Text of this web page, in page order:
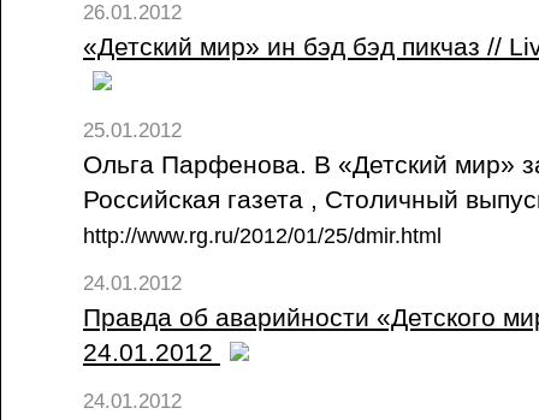
26.01.2012
«Детский мир» ин бэд бэд пикчаз //
25.01.2012
Ольга Парфенова. В «Детский мир»
Российская газета , Столичный
http://www.rg.ru/2012/01/25/dmir.html
24.01.2012
Правда об аварийности «Детского
24.01.2012
24.01.2012